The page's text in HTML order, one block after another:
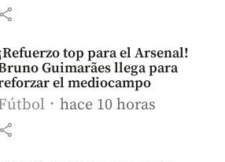
share
top para el Arsenal!
Guimarães llega para
el mediocampo
hace 10 horas
share